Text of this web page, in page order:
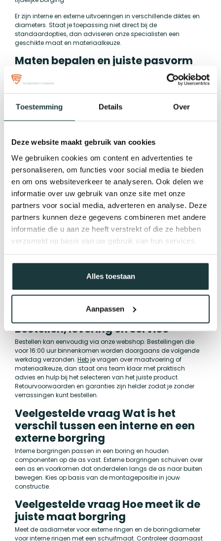
Toestemming Details Over
Deze website maakt gebruik van cookies
We gebruiken cookies om content en advertenties te
personaliseren, om functies voor social media te bieden
en om ons websiteverkeer te analyseren. Ook delen we
informatie over uw gebruik van onze site met onze
partners voor social media, adverteren en analyse. Deze
partners kunnen deze gegevens combineren met andere
informatie die u aan ze heeft verstrekt of die ze hebben
verzameld op basis van uw gebruik van hun services.
Alles toestaan
Aanpassen
Er zijn interne en externe uitvoeringen in verschillende diktes en
diameters. Staat je toepassing niet direct bij de
standaardopties, dan adviseren onze specialisten een
geschikte maat en materiaalkeuze.
Maten bepalen en juiste pasvorm
kiezen
Begin met het nauwkeurig meten van de asdiameter of boring
groefdiepte. Interne ringen worden geselecteerd op basis van
de boringmaat, externe ringen op basis van de asmaat. De
genormeerde afmetingen in onze productspecificaties maken
Montage en onderhoudstips
Gebruik geschikt gereedschap zoals borgringtangen voor
interne en externe ringen om beschadiging te voorkomen.
Plaats de ring gelijkmatig en controleer of deze volledig in de
groef valt. Vermijd slaan met harde metalen gereedschappen
omdat de ring daardoor vervormd kan raken. Voor demontage
zijn speciale tangen of dunne gereedschappen geschikt; werk
rustig en controleer de ring op slijtage bij hergebruik.
Kwaliteit, normen en
toepassingszekerheid
Firmastaal werkt met strikte inkoopcriteria zodat onderdelen
toepassingen. Voor kritische en corrosieve omgevingen
toleranties tijdens assemblage.
Bestellen, levering en service
Bestellen kan eenvoudig via onze webshop. Bestellingen die
voor 16:00 uur binnenkomen worden doorgaans de volgende
werkdag verzonden. Hebje vragen over maatvoering of
materiaalkeuze, dan staat ons team klaar met praktisch
advies en hulp bij het selecteren van het juiste product.
Retourvoorwaarden en garanties zijn helder zodat je zonder
verrassingen kunt bestellen.
Veelgestelde vraag Wat is het
verschil tussen een interne en een
externe borgring
Interne borgringen passen in een boring en houden
componenten op de as vast. Externe borgringen schuiven over
een as en voorkomen dat onderdelen langs de as naar buiten
bewegen. Kies op basis van de montagepositie in jouw
constructie.
Veelgestelde vraag Hoe meet ik de
juiste maat borgring
Meet de asdiameter voor externe ringen en de boringdiameter
voor interne ringen met een schuifmaat. Controleer daarnaast